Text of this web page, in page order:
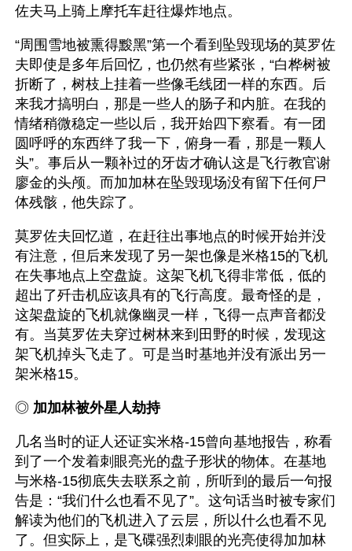
佐夫马上骑上摩托车赶往爆炸地点。
“周围雪地被熏得黢黑”第一个看到坠毁现场的莫罗佐
夫即使是多年后回忆，也仍然有些紧张，“白桦树被
折断了，树枝上挂着一些像毛线团一样的东西。后
来我才搞明白，那是一些人的肠子和内脏。在我的
情绪稍微稳定一些以后，我开始四下察看。有一团
圆呼呼的东西绊了我一下，俯身一看，那是一颗人
头”。事后从一颗补过的牙齿才确认这是飞行教官谢
廖金的头颅。而加加林在坠毁现场没有留下任何尸
体残骸，他失踪了。
莫罗佐夫回忆道，在赶往出事地点的时候开始并没
有注意，但后来发现了另一架也像是米格15的飞机
在失事地点上空盘旋。这架飞机飞得非常低，低的
超出了歼击机应该具有的飞行高度。最奇怪的是，
这架盘旋的飞机就像幽灵一样，飞得一点声音都没
有。当莫罗佐夫穿过树林来到田野的时候，发现这
架飞机掉头飞走了。可是当时基地并没有派出另一
架米格15。
◎ 加加林被外星人劫持
几名当时的证人还证实米格-15曾向基地报告，称看
到了一个发着刺眼亮光的盘子形状的物体。在基地
与米格-15彻底失去联系之前，所听到的最后一句报
告是：“我们什么也看不见了”。这句话当时被专家们
解读为他们的飞机进入了云层，所以什么也看不见
了。但实际上，是飞碟强烈刺眼的光亮使得加加林